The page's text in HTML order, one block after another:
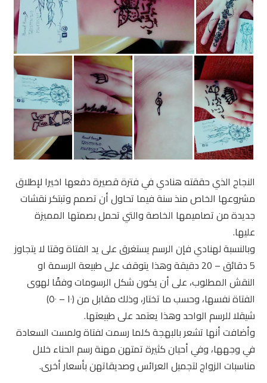
النجاح الذي حققته هنادي في فترة قصيرة دفعها اخيرا لإطلاق
مشروعها الخاص منذ سنة فيما تحاول أن تصمم وتبتكر نقشات
جديدة من تصاميمها الخاصة والتي تحمل بصمتها المميزة
عليها.
وبالنسبة لهنادي فإن الرسم يستغرق على يد الفتاة وقتا لا يتجاوز
5 دقائق – 20 دقيقة وهذا يتوقف على طبيعة الرسمة او
النقش المطلوب، على أن يكون شكل الرسومات وفقًا لهوى
الفتاة نفسها، وحسب ما تختار، وذلك مقابل من (١٠ – ٥٠)
شيقلا للرسم الواحد وهذا يعتمد على طبيعتها.
وأضافت أنها تشعر بالبهجة كلما رسمت لفتاة ولمست السعادة
في وجهها، وفي أحيان كثيرة تمتهن مهنة رسم الحناء خلال
مناسبات الزواج لتجميل العرائس وصديقاتهن بأسعار أخرى.